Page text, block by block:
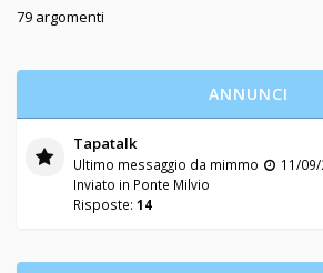
79 argomenti
ANNUNCI
Tapatalk
Ultimo messaggio da mimmo
11/
Inviato in Ponte Milvio
Risposte: 14